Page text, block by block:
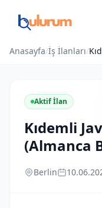
Anasayfa/İş İlanları/
Aktif İlan
Kıdemli
(Almanca
Berlin